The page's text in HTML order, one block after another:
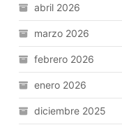
abril 2026
marzo 2026
febrero 2026
enero 2026
diciembre 2025